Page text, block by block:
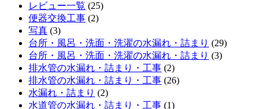
レビュー一覧 (25)
便器交換工事 (2)
写真 (3)
台所・風呂・洗面・洗濯の水漏れ・詰まり (29)
台所・風呂・洗面・洗濯の水漏れ・詰まり (3)
排水管の水漏れ・詰まり・工事 (2)
排水管の水漏れ・詰まり・工事 (26)
水漏れ・詰まり (2)
水道管の水漏れ・詰まり・工事 (1)